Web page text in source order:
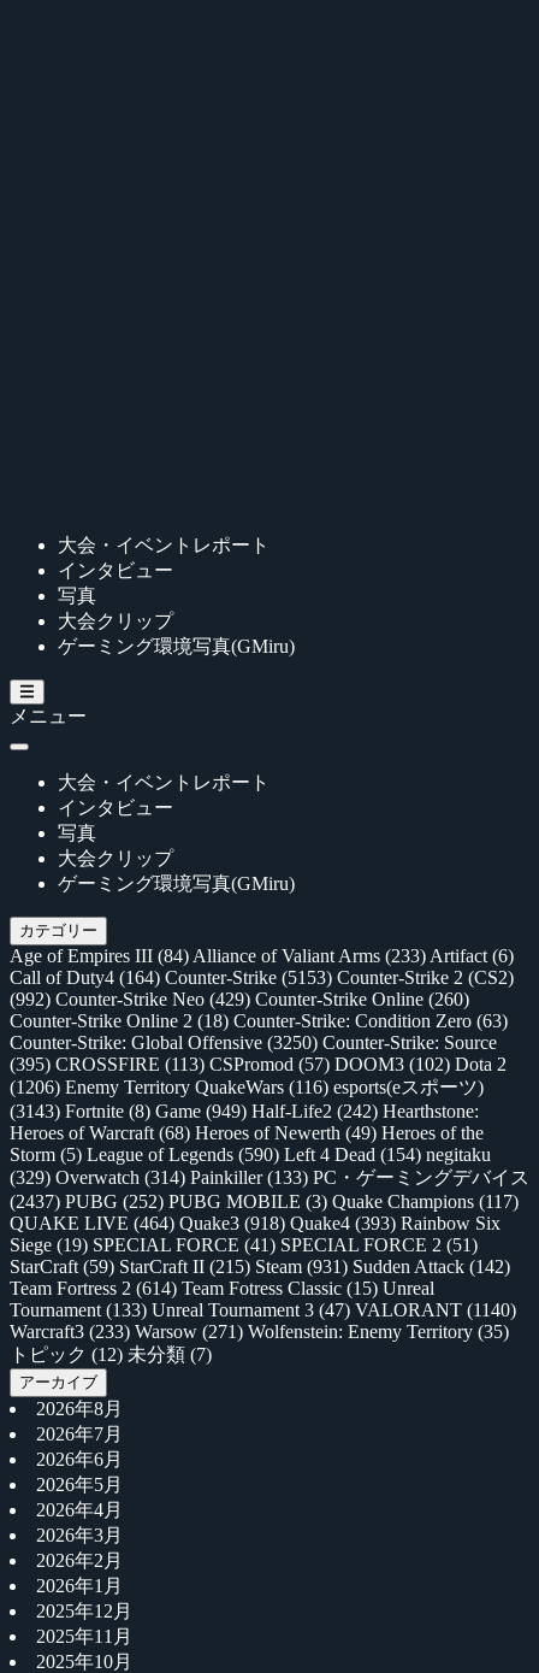
大会・イベントレポート
インタビュー
写真
大会クリップ
ゲーミング環境写真(GMiru)
メニュー
大会・イベントレポート
インタビュー
写真
大会クリップ
ゲーミング環境写真(GMiru)
カテゴリー
Age of Empires III (84) Alliance of Valiant Arms (233) Artifact (6)
Call of Duty4 (164) Counter-Strike (5153) Counter-Strike 2 (CS2)
(992) Counter-Strike Neo (429) Counter-Strike Online (260)
Counter-Strike Online 2 (18) Counter-Strike: Condition Zero (63)
Counter-Strike: Global Offensive (3250) Counter-Strike: Source
(395) CROSSFIRE (113) CSPromod (57) DOOM3 (102) Dota 2
(1206) Enemy Territory QuakeWars (116) esports(eスポーツ)
(3143) Fortnite (8) Game (949) Half-Life2 (242) Hearthstone:
Heroes of Warcraft (68) Heroes of Newerth (49) Heroes of the
Storm (5) League of Legends (590) Left 4 Dead (154) negitaku
(329) Overwatch (314) Painkiller(133) PC・ゲーミングデバイス
(2437) PUBG (252) PUBG MOBILE (3) Quake Champions (117)
QUAKE LIVE (464) Quake3 (918) Quake4 (393) Rainbow Six
Siege (19) SPECIAL FORCE (41) SPECIAL FORCE 2 (51)
StarCraft (59) StarCraft II (215) Steam (931) Sudden Attack (142)
Team Fortress 2 (614) Team Fotress Classic (15) Unreal
Tournament (133) Unreal Tournament 3 (47) VALORANT (1140)
Warcraft3 (233) Warsow (271) Wolfenstein: Enemy Territory (35)
トピック (12) 未分類 (7)
アーカイブ
2026年8月
2026年7月
2026年6月
2026年5月
2026年4月
2026年3月
2026年2月
2026年1月
2025年12月
2025年11月
2025年10月